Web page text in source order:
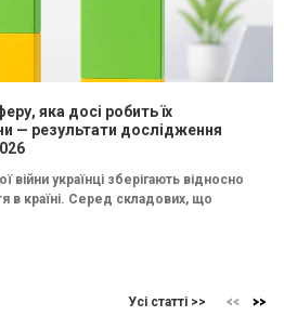
яка досі робить їх
— результати дослідження
війни українці зберігають відносно
в країні. Серед складових, що
Усі статті >>